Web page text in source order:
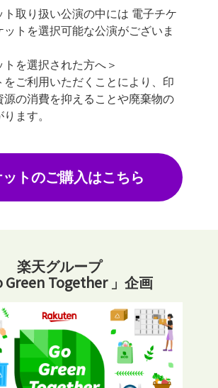
取り扱い公演の中には 電子チケ
ットを選択可能な公演がございま
トを選択された方へ＞
をご利用いただくことにより、印
源の消費を抑えることや廃棄物の
ます。
ットのご購入はこちら
楽天グループ
Green Together 」企画